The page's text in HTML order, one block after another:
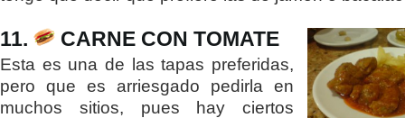
11. CARNE CON TOMATE
Esta es una de las tapas preferidas,
pero que es arriesgado pedirla en
muchos sitios, pues hay ciertos